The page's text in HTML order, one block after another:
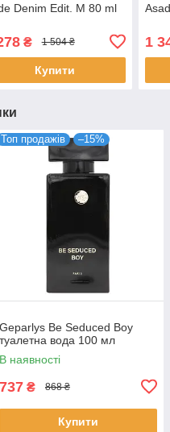
Denim Edit. M 80 ml
₴ 1 504 ₴
Купити
1
Топ продажів –15%
Geparlys Be Seduced Boy
туалетна вода 100 мл
В наявності
737 ₴ 868 ₴
Купити